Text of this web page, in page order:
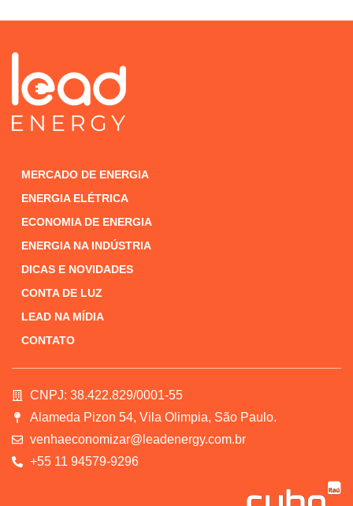
MERCADO DE ENERGIA
ENERGIA ELÉTRICA
ECONOMIA DE ENERGIA
ENERGIA NA INDÚSTRIA
DICAS E NOVIDADES
CONTA DE LUZ
LEAD NA MÍDIA
CONTATO
CNPJ: 38.422.829/0001-55
Alameda Pizon 54, Vila Olimpia, São Paulo.
venhaeconomizar@leadenergy.com.br
+55 11 94579-9296